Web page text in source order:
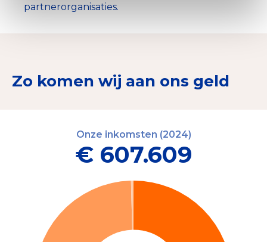
partnerorganisaties.
Zo komen wij aan ons geld
Onze inkomsten (2024)
€ 607.609